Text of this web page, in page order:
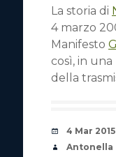
La storia di
4 marzo
Manifesto
così, in una
della
Date
4 Mar 2015
Author
Antonella